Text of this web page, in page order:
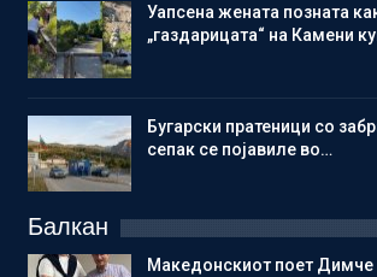
Уапсена жената позната
„газдарицата“ на Камени
Бугарски пратеници со
сепак се појавиле во…
Балкан
Македонскиот поет